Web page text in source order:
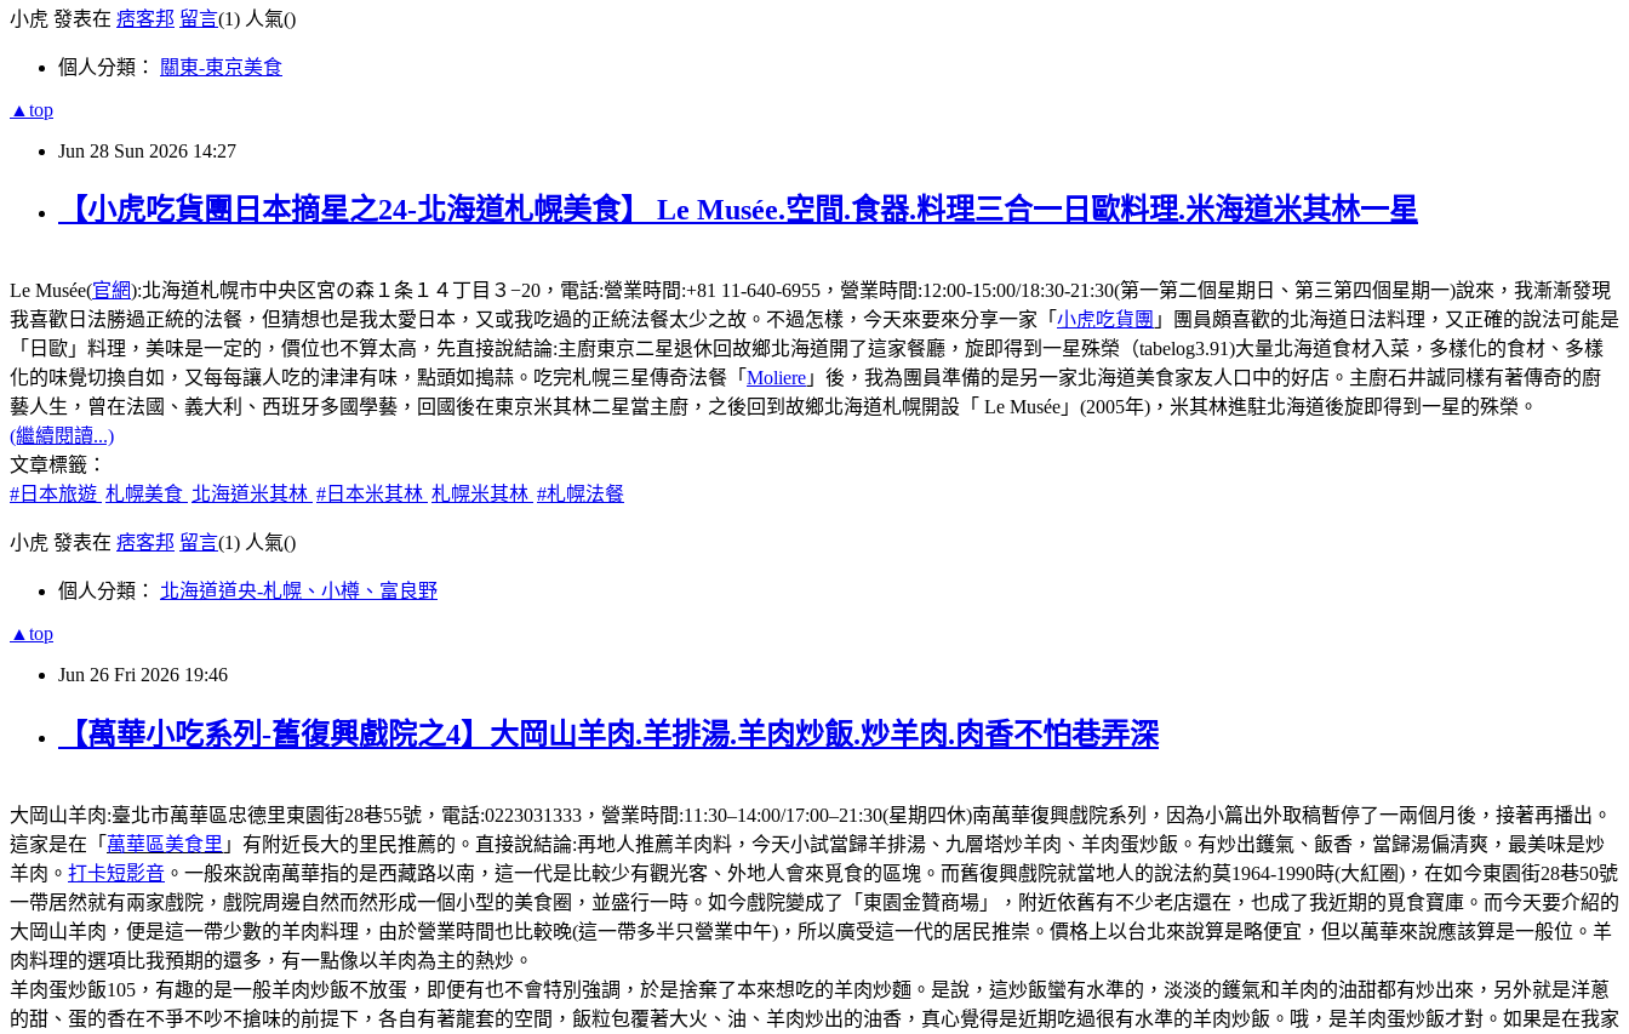
小虎 發表在 痞客邦 留言(1) 人氣()
個人分類： 關東-東京美食
▲top
Jun 28 Sun 2026 14:27
【小虎吃貨團日本摘星之24-北海道札幌美食】 Le Musée.空間.食器.料理三合一日歐料理.米海道米其林一星
Le Musée(官網):北海道札幌市中央区宮の森１条１４丁目３−20，電話:營業時間:+81 11-640-6955，營業時間:12:00-15:00/18:30-21:30(第一第二個星期日、第三第四個星期一)說來，我漸漸發現
我喜歡日法勝過正統的法餐，但猜想也是我太愛日本，又或我吃過的正統法餐太少之故。不過怎樣，今天來要來分享一家「 小虎吃貨團 」團員頗喜歡的北海道日法料理，又正確的說法可能是
「日歐」料理，美味是一定的，價位也不算太高，先直接說結論:主廚東京二星退休回故鄉北海道開了這家餐廳，旋即得到一星殊榮（tabelog3.91)大量北海道食材入菜，多樣化的食材、多樣
化的味覺切換自如，又每每讓人吃的津津有味，點頭如搗蒜。吃完札幌三星傳奇法餐「 Moliere 」後，我為團員準備的是另一家北海道美食家友人口中的好店。主廚石井誠同樣有著傳奇的廚
藝人生，曾在法國、義大利、西班牙多國學藝，回國後在東京米其林二星當主廚，之後回到故鄉北海道札幌開設「 Le Musée」(2005年)，米其林進駐北海道後旋即得到一星的殊榮。
(繼續閱讀...)
文章標籤：
#日本旅遊 札幌美食 北海道米其林 #日本米其林 札幌米其林 #札幌法餐
小虎 發表在 痞客邦 留言(1) 人氣()
個人分類： 北海道道央-札幌、小樽、富良野
▲top
Jun 26 Fri 2026 19:46
【萬華小吃系列-舊復興戲院之4】大岡山羊肉.羊排湯.羊肉炒飯.炒羊肉.肉香不怕巷弄深
大岡山羊肉:臺北市萬華區忠德里東園街28巷55號，電話:0223031333，營業時間:11:30–14:00/17:00–21:30(星期四休)南萬華復興戲院系列，因為小篇出外取稿暫停了一兩個月後，接著再播出。
這家是在「 萬華區美食里 」有附近長大的里民推薦的。直接說結論:再地人推薦羊肉料，今天小試當歸羊排湯、九層塔炒羊肉、羊肉蛋炒飯。有炒出鑊氣、飯香，當歸湯偏清爽，最美味是炒
羊肉。 打卡短影音 。一般來說南萬華指的是西藏路以南，這一代是比較少有觀光客、外地人會來覓食的區塊。而舊復興戲院就當地人的說法約莫1964-1990時(大紅圈)，在如今東園街28巷50號
一帶居然就有兩家戲院，戲院周邊自然而然形成一個小型的美食圈，並盛行一時。如今戲院變成了「東園金贊商場」，附近依舊有不少老店還在，也成了我近期的覓食寶庫。而今天要介紹的
大岡山羊肉，便是這一帶少數的羊肉料理，由於營業時間也比較晚(這一帶多半只營業中午)，所以廣受這一代的居民推崇。價格上以台北來說算是略便宜，但以萬華來說應該算是一般位。羊
肉料理的選項比我預期的還多，有一點像以羊肉為主的熱炒。
羊肉蛋炒飯105，有趣的是一般羊肉炒飯不放蛋，即便有也不會特別強調，於是捨棄了本來想吃的羊肉炒麵。是說，這炒飯蠻有水準的，淡淡的鑊氣和羊肉的油甜都有炒出來，另外就是洋蔥
的甜、蛋的香在不爭不吵不搶味的前提下，各自有著龍套的空間，飯粒包覆著大火、油、羊肉炒出的油香，真心覺得是近期吃過很有水準的羊肉炒飯。哦，是羊肉蛋炒飯才對。如果是在我家